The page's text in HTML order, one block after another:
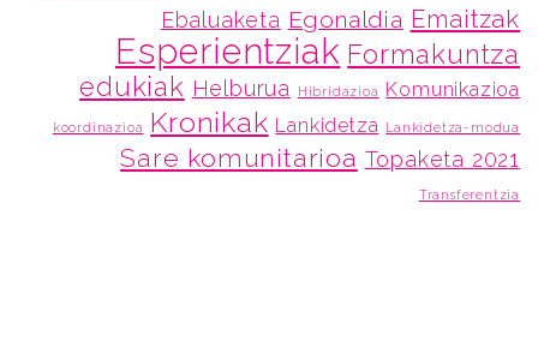
Ebaluaketa Egonaldia Emaitzak
Esperientziak Formakuntza
edukiak Helburua Hibridazioa Komunikazioa
koordinazioa Kronikak Lankidetza Lankidetza-modua
Sare komunitarioa Topaketa 2021
Transferentzia